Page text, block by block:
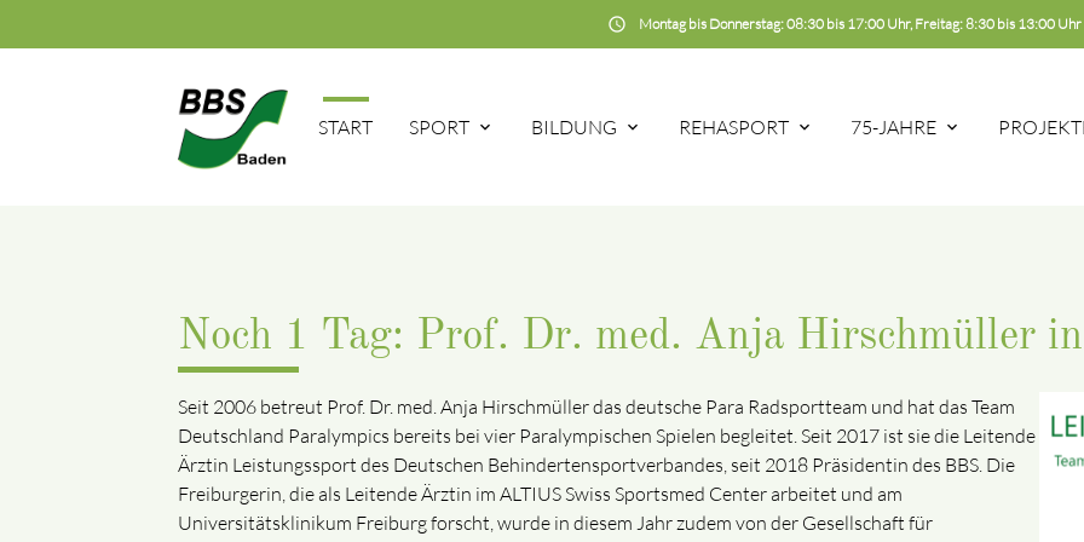
schedule Montag bis Donnerstag: 08:30 bis 17:00 Uhr, Freitag: 8:30 bis 13:00 Uhr
START SPORT BILDUNG REHASPORT 75-JAHRE
Noch 1 Tag: Prof. Dr. med. Anja Hirschmüller
Seit 2006 betreut Prof. Dr. med. Anja Hirschmüller das deutsche Para Radsportteam und hat das Team
Deutschland Paralympics bereits bei vier Paralympischen Spielen begleitet. Seit 2017 ist sie die Leitende
Ärztin Leistungssport des Deutschen Behindertensportverbandes, seit 2018 Präsidentin des BBS. Die
Freiburgerin, die als Leitende Ärztin im ALTIUS Swiss Sportsmed Center arbeitet und am
Universitätsklinikum Freiburg forscht, wurde in diesem Jahr zudem von der Gesellschaft für